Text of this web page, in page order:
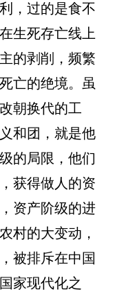
，过的是食不
生死存亡线上
的剥削，频繁
亡的绝境。虽
朝换代的工
和团，就是他
的局限，他们
获得做人的资
资产阶级的进
村的大变动，
被排斥在中国
家现代化之